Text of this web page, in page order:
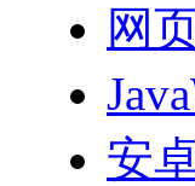
网
安